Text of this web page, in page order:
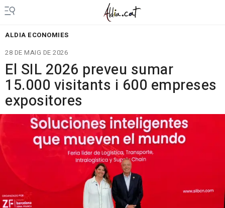
ALDIA ECONOMIES
28 DE MAIG DE 2026
El SIL 2026 preveu sumar
15.000 visitants i 600 empreses
expositores